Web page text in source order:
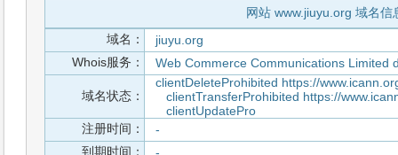
网站 www.jiuyu.org 域名信
域名：
jiuyu.org
Whois服务：
Web Commerce Communications Limited
域名状态：
clientDeleteProhibited https://
clientTransferProhibited https://
clientUpdatePro
注册时间：
-
到期时间：